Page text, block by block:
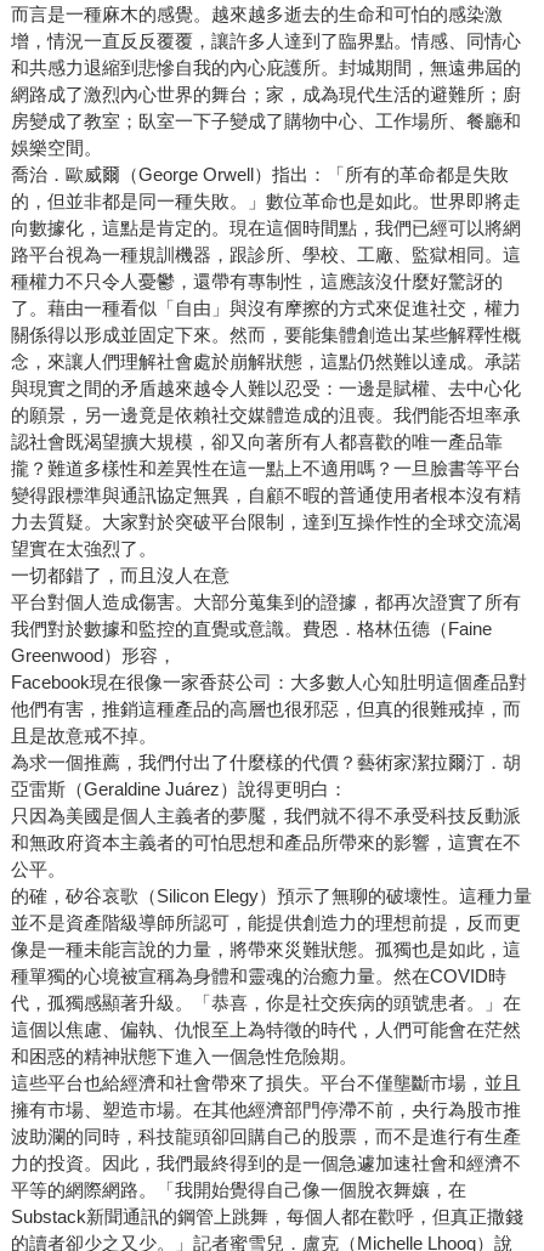
而言是一種麻木的感覺。越來越多逝去的生命和可怕的感染激
增，情況一直反反覆覆，讓許多人達到了臨界點。情感、同情心
和共感力退縮到悲慘自我的內心庇護所。封城期間，無遠弗屆的
網路成了激烈內心世界的舞台；家，成為現代生活的避難所；廚
房變成了教室；臥室一下子變成了購物中心、工作場所、餐廳和
娛樂空間。
喬治．歐威爾（George Orwell）指出：「所有的革命都是失敗
的，但並非都是同一種失敗。」數位革命也是如此。世界即將走
向數據化，這點是肯定的。現在這個時間點，我們已經可以將網
路平台視為一種規訓機器，跟診所、學校、工廠、監獄相同。這
種權力不只令人憂鬱，還帶有專制性，這應該沒什麼好驚訝的
了。藉由一種看似「自由」與沒有摩擦的方式來促進社交，權力
關係得以形成並固定下來。然而，要能集體創造出某些解釋性概
念，來讓人們理解社會處於崩解狀態，這點仍然難以達成。承諾
與現實之間的矛盾越來越令人難以忍受：一邊是賦權、去中心化
的願景，另一邊竟是依賴社交媒體造成的沮喪。我們能否坦率承
認社會既渴望擴大規模，卻又向著所有人都喜歡的唯一產品靠
攏？難道多樣性和差異性在這一點上不適用嗎？一旦臉書等平台
變得跟標準與通訊協定無異，自顧不暇的普通使用者根本沒有精
力去質疑。大家對於突破平台限制，達到互操作性的全球交流渴
望實在太強烈了。
一切都錯了，而且沒人在意
平台對個人造成傷害。大部分蒐集到的證據，都再次證實了所有
我們對於數據和監控的直覺或意識。費恩．格林伍德（Faine
Greenwood）形容，
Facebook現在很像一家香菸公司：大多數人心知肚明這個產品對
他們有害，推銷這種產品的高層也很邪惡，但真的很難戒掉，而
且是故意戒不掉。
為求一個推薦，我們付出了什麼樣的代價？藝術家潔拉爾汀．胡
亞雷斯（Geraldine Juárez）說得更明白：
只因為美國是個人主義者的夢魘，我們就不得不承受科技反動派
和無政府資本主義者的可怕思想和產品所帶來的影響，這實在不
公平。
的確，矽谷哀歌（Silicon Elegy）預示了無聊的破壞性。這種力量
並不是資產階級導師所認可，能提供創造力的理想前提，反而更
像是一種未能言說的力量，將帶來災難狀態。孤獨也是如此，這
種單獨的心境被宣稱為身體和靈魂的治癒力量。然在COVID時
代，孤獨感顯著升級。「恭喜，你是社交疾病的頭號患者。」在
這個以焦慮、偏執、仇恨至上為特徵的時代，人們可能會在茫然
和困惑的精神狀態下進入一個急性危險期。
這些平台也給經濟和社會帶來了損失。平台不僅壟斷市場，並且
擁有市場、塑造市場。在其他經濟部門停滯不前，央行為股市推
波助瀾的同時，科技龍頭卻回購自己的股票，而不是進行有生產
力的投資。因此，我們最終得到的是一個急遽加速社會和經濟不
平等的網際網路。「我開始覺得自己像一個脫衣舞孃，在
Substack新聞通訊的鋼管上跳舞，每個人都在歡呼，但真正撒錢
的讀者卻少之又少。」記者蜜雪兒．盧克（Michelle Lhooq）說